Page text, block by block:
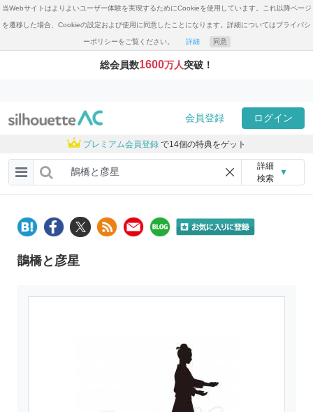
当Webサイトはよりよいユーザー体験を実現するためにCookieを使用しています。これ以降ページ
を遷移した場合、Cookieの設定および使用に同意したことになります。詳細についてはプライバシ
ーポリシーをご覧ください。 詳細 同意
総会員数1600万人突破！
会員登録 ログイン
プレミアム会員登録 で14個の特典をゲット
詳細
検索
▼
鵲橋と彦星